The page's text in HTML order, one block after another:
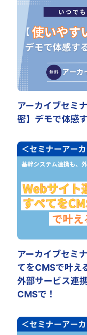
アーカイブセミ
密】デモで体感
アーカイブセミ
てをCMSで叶え
外部サービス連
CMSで！